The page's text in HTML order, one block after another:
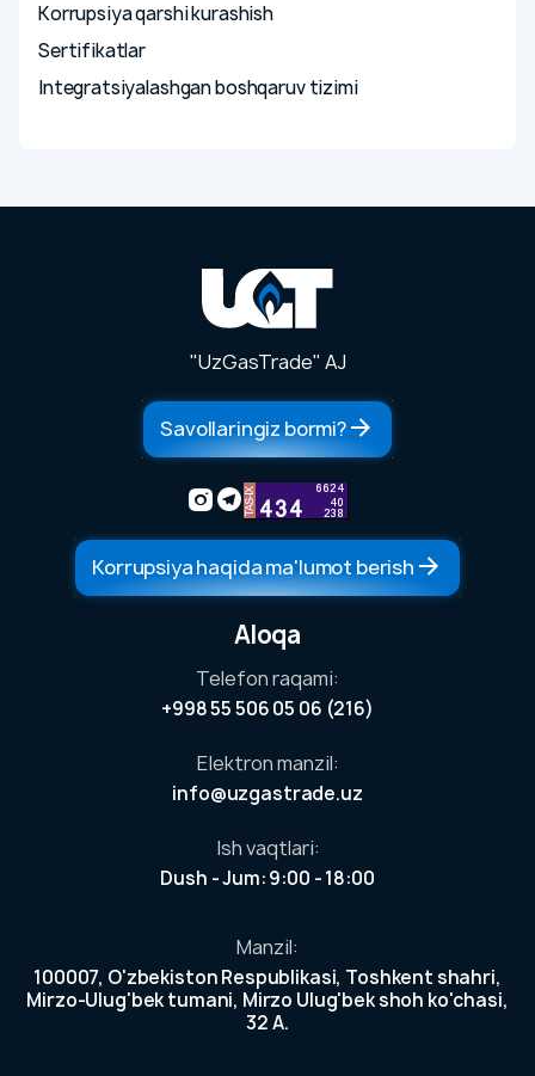
Korrupsiya qarshi kurashish
Sertifikatlar
Integratsiyalashgan boshqaruv tizimi
"UzGasTrade" AJ
Savollaringiz bormi?
Korrupsiya haqida ma'lumot berish
Aloqa
Telefon raqami:
+998 55 506 05 06 (216)
Elektron manzil:
info@uzgastrade.uz
Ish vaqtlari:
Dush - Jum: 9:00 - 18:00
Manzil:
100007, O'zbekiston Respublikasi, Toshkent shahri,
Mirzo-Ulug'bek tumani, Mirzo Ulug'bek shoh ko'chasi,
32 A.